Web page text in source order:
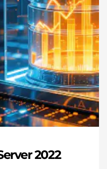
2022